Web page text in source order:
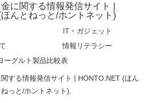
に関する情報発信サイト |
んとねっと/ホントネット)
IT・ガジェット
情報リテラシー
ーグルト製品比較表
する情報発信サイト | HONTO.NET (ほん
ねっと/ホントネット).